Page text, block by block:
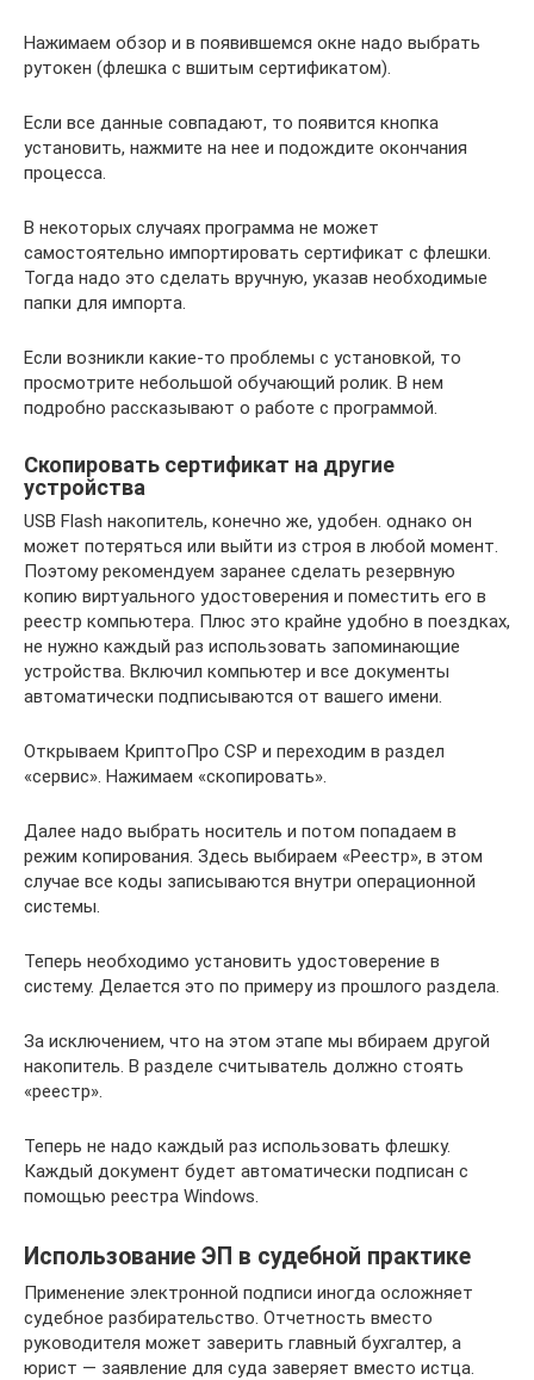
Нажимаем обзор и в появившемся окне надо выбрать
рутокен (флешка с вшитым сертификатом).
Если все данные совпадают, то появится кнопка
установить, нажмите на нее и подождите окончания
процесса.
В некоторых случаях программа не может
самостоятельно импортировать сертификат с флешки.
Тогда надо это сделать вручную, указав необходимые
папки для импорта.
Если возникли какие-то проблемы с установкой, то
просмотрите небольшой обучающий ролик. В нем
подробно рассказывают о работе с программой.
Скопировать сертификат на другие
устройства
USB Flash накопитель, конечно же, удобен. однако он
может потеряться или выйти из строя в любой момент.
Поэтому рекомендуем заранее сделать резервную
копию виртуального удостоверения и поместить его в
реестр компьютера. Плюс это крайне удобно в поездках,
не нужно каждый раз использовать запоминающие
устройства. Включил компьютер и все документы
автоматически подписываются от вашего имени.
Открываем КриптоПро CSP и переходим в раздел
«сервис». Нажимаем «скопировать».
Далее надо выбрать носитель и потом попадаем в
режим копирования. Здесь выбираем «Реестр», в этом
случае все коды записываются внутри операционной
системы.
Теперь необходимо установить удостоверение в
систему. Делается это по примеру из прошлого раздела.
За исключением, что на этом этапе мы вбираем другой
накопитель. В разделе считыватель должно стоять
«реестр».
Теперь не надо каждый раз использовать флешку.
Каждый документ будет автоматически подписан с
помощью реестра Windows.
Использование ЭП в судебной практике
Применение электронной подписи иногда осложняет
судебное разбирательство. Отчетность вместо
руководителя может заверить главный бухгалтер, а
юрист — заявление для суда заверяет вместо истца.